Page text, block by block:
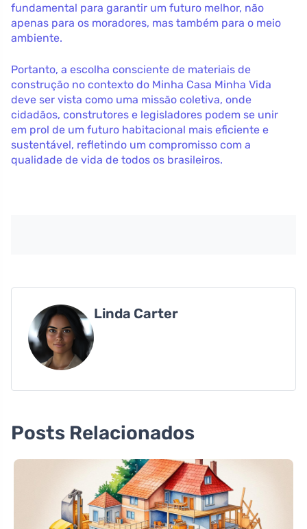
fundamental para garantir um futuro melhor, não
apenas para os moradores, mas também para o meio
ambiente.
Portanto, a escolha consciente de materiais de
construção no contexto do Minha Casa Minha Vida
deve ser vista como uma missão coletiva, onde
cidadãos, construtores e legisladores podem se unir
em prol de um futuro habitacional mais eficiente e
sustentável, refletindo um compromisso com a
qualidade de vida de todos os brasileiros.
Linda Carter
Posts Relacionados